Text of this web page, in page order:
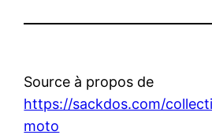
Source à propos de
https://sackdos.com/
moto